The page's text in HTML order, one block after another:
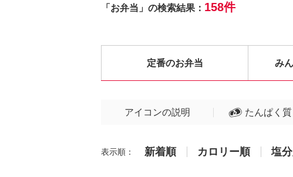
「お弁当」の検索結果： 158件
定番のお弁当 み
アイコンの説明 たんぱく質
表示順： 新着順 カロリー順 塩